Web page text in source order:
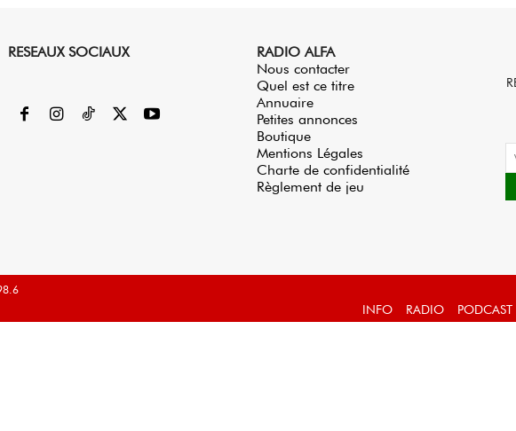
RESEAUX SOCIAUX
RADIO ALFA
Nous contacter
Quel est ce titre
Annuaire
Petites annonces
Boutique
Mentions Légales
Charte de confidentialité
Règlement de jeu
INFO RADIO PODCAST